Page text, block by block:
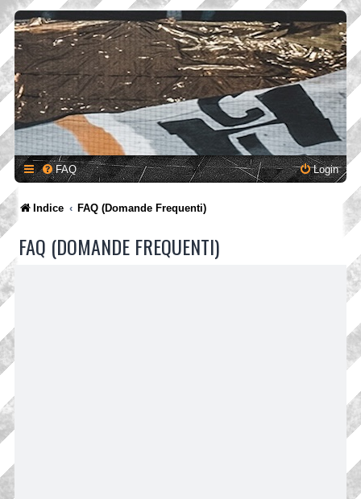
FAQ Login
Indice FAQ (Domande Frequenti)
FAQ (DOMANDE FREQUENTI)